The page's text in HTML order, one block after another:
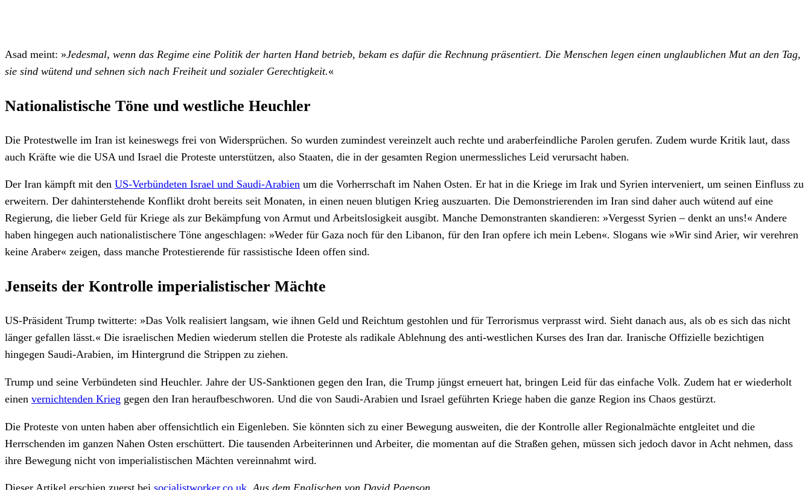
Asad meint: »Jedesmal, wenn das Regime eine Politik der harten Hand betrieb, bekam es dafür die Rechnung präsentiert. Die Menschen legen einen unglaublichen Mut an den Tag,
sie sind wütend und sehnen sich nach Freiheit und sozialer Gerechtigkeit.«
Nationalistische Töne und westliche Heuchler
Die Protestwelle im Iran ist keineswegs frei von Widersprüchen. So wurden zumindest vereinzelt auch rechte und araberfeindliche Parolen gerufen. Zudem wurde Kritik laut, dass
auch Kräfte wie die USA und Israel die Proteste unterstützen, also Staaten, die in der gesamten Region unermessliches Leid verursacht haben.
Der Iran kämpft mit den US-Verbündeten Israel und Saudi-Arabien um die Vorherrschaft im Nahen Osten. Er hat in die Kriege im Irak und Syrien interveniert, um seinen Einfluss zu
erweitern. Der dahinterstehende Konflikt droht bereits seit Monaten, in einen neuen blutigen Krieg auszuarten. Die Demonstrierenden im Iran sind daher auch wütend auf eine
Regierung, die lieber Geld für Kriege als zur Bekämpfung von Armut und Arbeitslosigkeit ausgibt. Manche Demonstranten skandieren: »Vergesst Syrien – denkt an uns!« Andere
haben hingegen auch nationalistischere Töne angeschlagen: »Weder für Gaza noch für den Libanon, für den Iran opfere ich mein Leben«. Slogans wie »Wir sind Arier, wir verehren
keine Araber« zeigen, dass manche Protestierende für rassistische Ideen offen sind.
Jenseits der Kontrolle imperialistischer Mächte
US-Präsident Trump twitterte: »Das Volk realisiert langsam, wie ihnen Geld und Reichtum gestohlen und für Terrorismus verprasst wird. Sieht danach aus, als ob es sich das nicht
länger gefallen lässt.« Die israelischen Medien wiederum stellen die Proteste als radikale Ablehnung des anti-westlichen Kurses des Iran dar. Iranische Offizielle bezichtigen
hingegen Saudi-Arabien, im Hintergrund die Strippen zu ziehen.
Trump und seine Verbündeten sind Heuchler. Jahre der US-Sanktionen gegen den Iran, die Trump jüngst erneuert hat, bringen Leid für das einfache Volk. Zudem hat er wiederholt
einen vernichtenden Krieg gegen den Iran heraufbeschworen. Und die von Saudi-Arabien und Israel geführten Kriege haben die ganze Region ins Chaos gestürzt.
Die Proteste von unten haben aber offensichtlich ein Eigenleben. Sie könnten sich zu einer Bewegung ausweiten, die der Kontrolle aller Regionalmächte entgleitet und die
Herrschenden im ganzen Nahen Osten erschüttert. Die tausenden Arbeiterinnen und Arbeiter, die momentan auf die Straßen gehen, müssen sich jedoch davor in Acht nehmen, dass
ihre Bewegung nicht von imperialistischen Mächten vereinnahmt wird.